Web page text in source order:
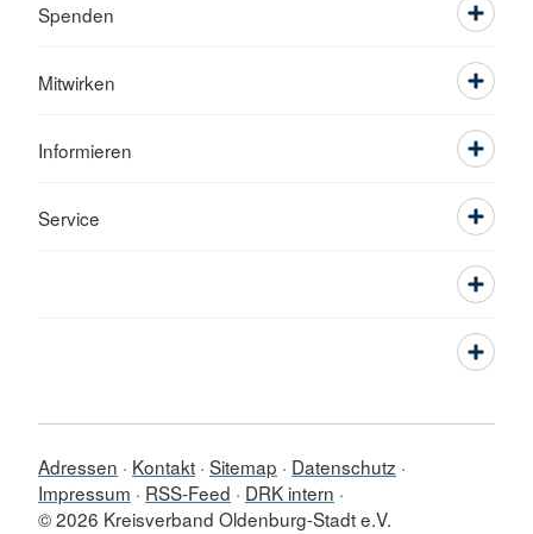
Spenden
Mitwirken
Informieren
Service
Adressen Kontakt Sitemap
Datenschutz
Impressum
RSS-Feed
DRK intern
© 2026 Kreisverband Oldenburg-Stadt e.V.